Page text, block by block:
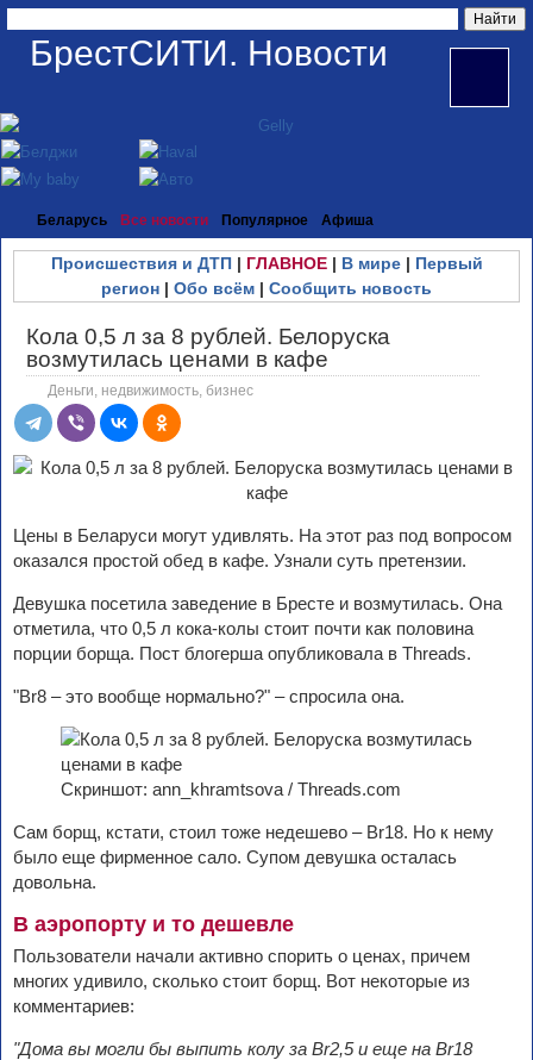
БрестСИТИ. Новости
Беларусь Все новости Популярное Афиша
Происшествия и ДТП| ГЛАВНОЕ| В мире| Первый
регион | Обо всём | Сообщить новость
Кола 0,5 л за 8 рублей. Белоруска
возмутилась ценами в кафе
Деньги, недвижимость, бизнес
Цены в Беларуси могут удивлять. На этот раз под вопросом
оказался простой обед в кафе. Узнали суть претензии.
Девушка посетила заведение в Бресте и возмутилась. Она
отметила, что 0,5 л кока-колы стоит почти как половина
порции борща. Пост блогерша опубликовала в Threads.
"Br8 – это вообще нормально?" – спросила она.
Скриншот: ann_khramtsova / Threads.com
Сам борщ, кстати, стоил тоже недешево – Br18. Но к нему
было еще фирменное сало. Супом девушка осталась
довольна.
В аэропорту и то дешевле
Пользователи начали активно спорить о ценах, причем
многих удивило, сколько стоит борщ. Вот некоторые из
комментариев:
"Дома вы могли бы выпить колу за Br2,5 и еще на Br18